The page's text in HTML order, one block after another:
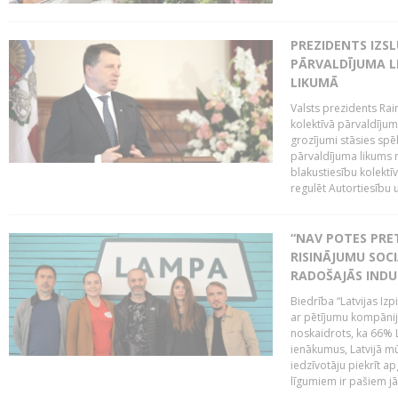
PREZIDENTS
PĀRVALDĪJUMA
LIKUMĀ
Valsts prezidents
kolektīvā
grozījumi stāsies
pārvaldījuma likums
blakustiesību
regulēt Autortiesību
“NAV POTES
RISINĀJUMU
RADOŠAJĀS
Biedrība “Latvijas
ar pētījumu
noskaidrots, ka
ienākumus, Latvijā
iedzīvotāju piekrīt
līgumiem ir pašiem